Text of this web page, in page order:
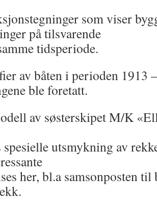
som viser
på tilsvarende
tidsperiode.
av båten i perioden 1913
ble foretatt.
av søsterskipet M/K
spesielle utsmykning av
her, bl.a samsonposten til